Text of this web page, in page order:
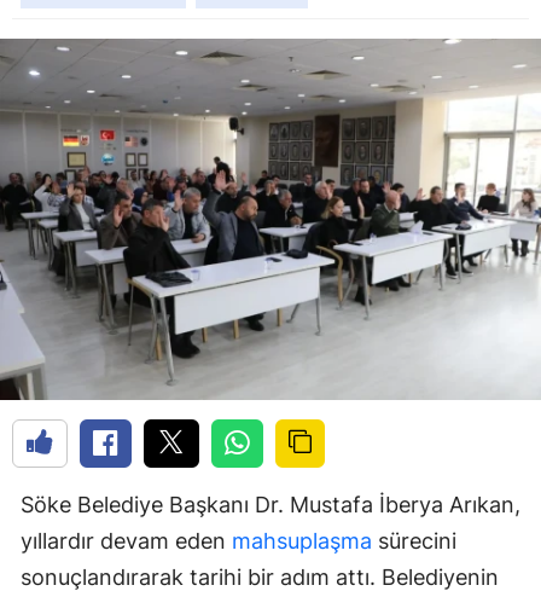
Söke Belediye Başkanı Dr. Mustafa İberya Arıkan,
yıllardır devam eden mahsuplaşma sürecini
sonuçlandırarak tarihi bir adım attı. Belediyenin